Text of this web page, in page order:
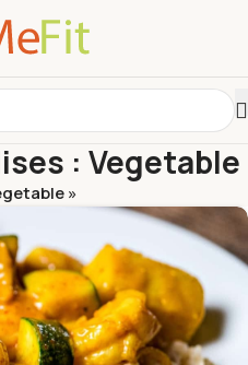
: Vegetable
»